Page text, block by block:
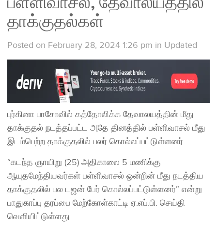
தாக்குதல்கள்
Posted on February 28, 2024 1:26 pm in Updated
புர்கினா பாசோவில் கத்தோலிக்க தேவாலயத்தின் மீது
தாக்குதல் நடத்தப்பட்ட அதே தினத்தில் பள்ளிவாசல் மீது
இடம்பெற்ற தாக்குதலில் பலர் கொல்லப்பட்டுள்ளனர்.
“கடந்த ஞாயிறு (25) அதிகாலை 5 மணிக்கு
ஆயுதமேந்தியவர்கள் பள்ளிவாசல் ஒன்றின் மீது நடத்திய
தாக்குதலில் பல டஜன் பேர் கொல்லப்பட்டுள்ளனர்” என்று
பாதுகாப்பு தரப்பை மேற்கோள்காட்டி ஏ.எப்.பி. செய்தி
வெளியிட்டுள்ளது.